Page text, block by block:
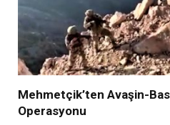
Mehmetçik’ten Avaşin-
Operasyonu